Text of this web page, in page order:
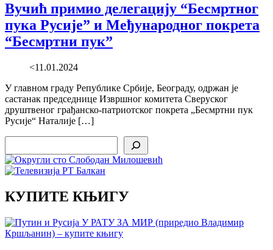
Вучић примио делегацију “Бесмртног
пука Русије” и Међународног покрета
“Бесмртни пук”
<11.01.2024
У главном граду Републике Србије, Београду, одржан је
састанак председнице Извршног комитета Сверуског
друштвеног грађанско-патриотског покрета „Бесмртни пук
Русије“ Наталије […]
КУПИТЕ КЊИГУ